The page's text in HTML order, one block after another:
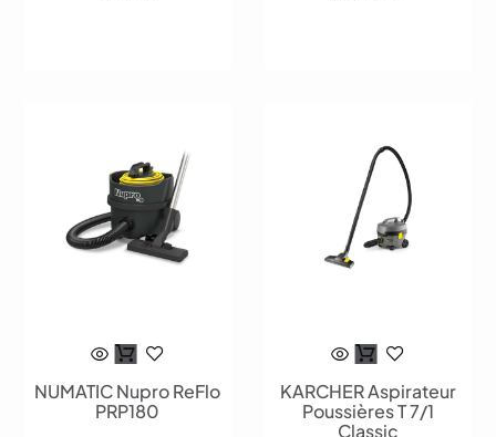
NUMATIC Nupro ReFlo
PRP180
KARCHER Aspirateur
Poussières T 7/1
Classic